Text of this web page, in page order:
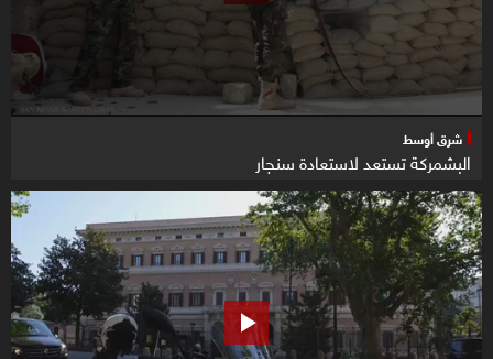
شرق أوسط
البشمركة تستعد لاستعادة سنجار